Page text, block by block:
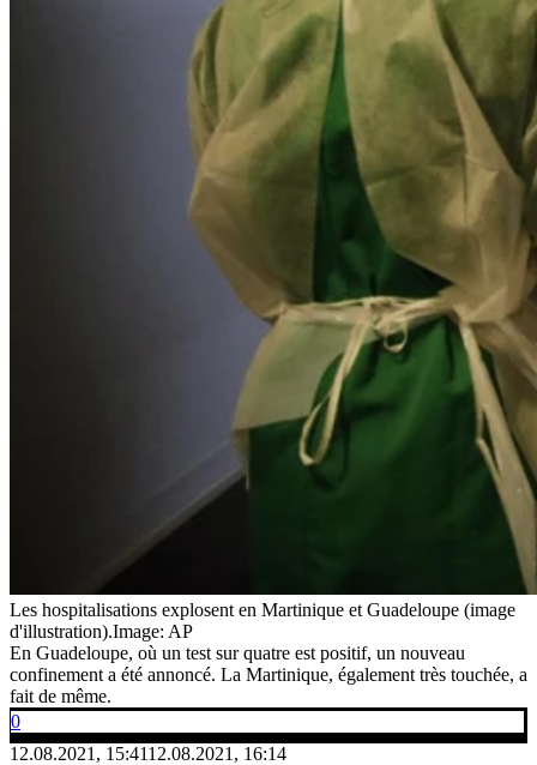
Les hospitalisations explosent en Martinique et Guadeloupe (image
d'illustration).Image: AP
En Guadeloupe, où un test sur quatre est positif, un nouveau
confinement a été annoncé. La Martinique, également très touchée, a
fait de même.
0
12.08.2021, 15:4112.08.2021, 16:14